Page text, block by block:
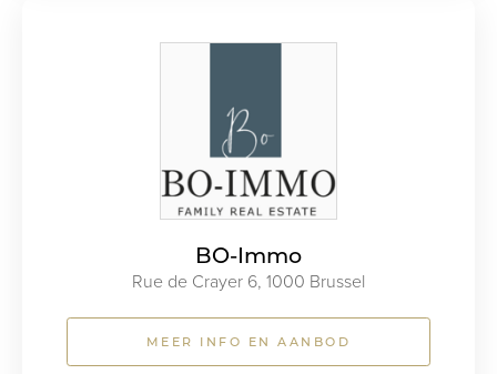
BO-Immo
Rue de Crayer 6, 1000 Brussel
MEER INFO EN AANBOD